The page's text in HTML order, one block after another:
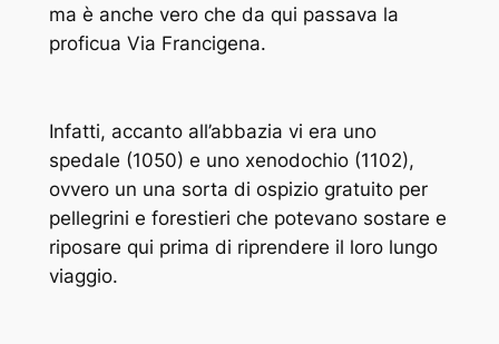
ma è anche vero che da qui passava la
proficua Via Francigena.
Infatti, accanto all’abbazia vi era uno
spedale (1050) e uno xenodochio (1102),
ovvero un una sorta di ospizio gratuito per
pellegrini e forestieri che potevano sostare e
riposare qui prima di riprendere il loro lungo
viaggio.